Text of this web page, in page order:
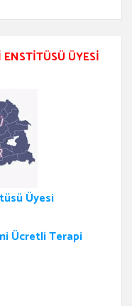
ÜYESI
Üyesi
Ücretli Terapi